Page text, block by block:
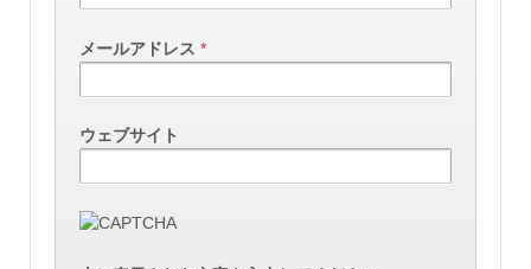
メールアドレス *
ウェブサイト